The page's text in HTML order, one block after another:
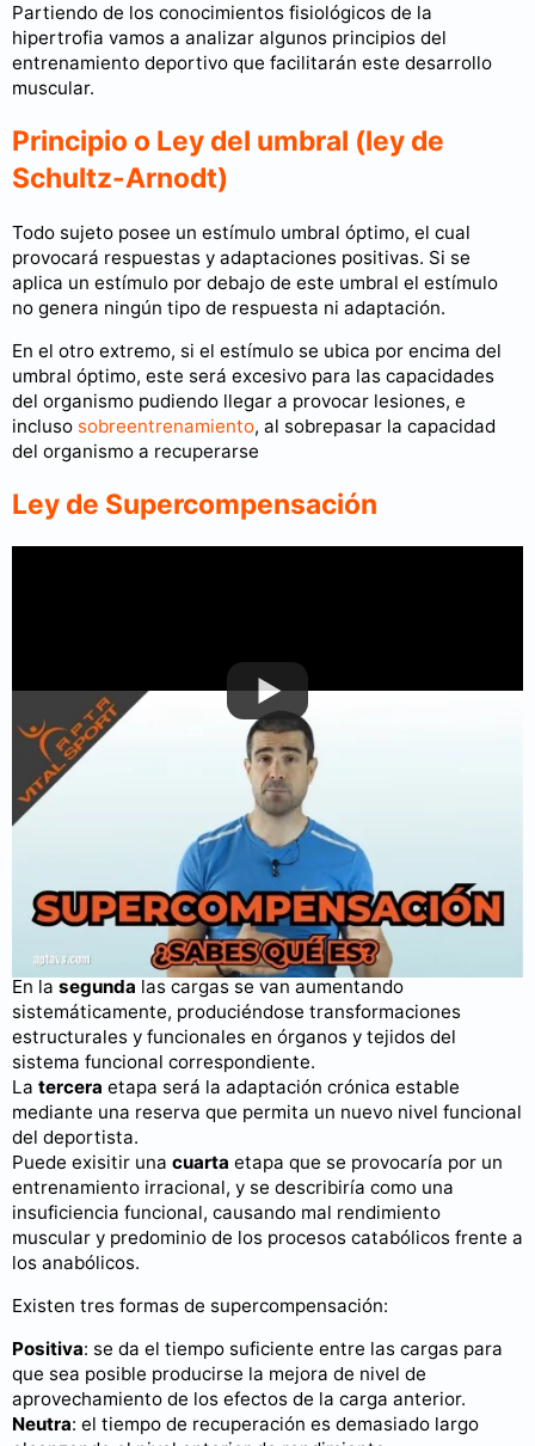
Partiendo de los conocimientos fisiológicos de la
hipertrofia vamos a analizar algunos principios del
entrenamiento deportivo que facilitarán este desarrollo
muscular.
Principio o Ley del umbral (ley de
Schultz-Arnodt)
Todo sujeto posee un estímulo umbral óptimo, el cual
provocará respuestas y adaptaciones positivas. Si se
aplica un estímulo por debajo de este umbral el estímulo
no genera ningún tipo de respuesta ni adaptación.
En el otro extremo, si el estímulo se ubica por encima del
umbral óptimo, este será excesivo para las capacidades
del organismo pudiendo llegar a provocar lesiones, e
incluso sobreentrenamiento, al sobrepasar la capacidad
del organismo a recuperarse
Ley de Supercompensación
Puedes consultar más videos en nuestro canal de YouTube
Laprimeraestá caracterizada por los ajustes fisiológicos
del organismo ante el entrenamiento movilizando los
recursos funcionales.
En la segunda las cargas se van aumentando
sistemáticamente, produciéndose transformaciones
estructurales y funcionales en órganos y tejidos del
sistema funcional correspondiente.
La tercera etapa será la adaptación crónica estable
mediante una reserva que permita un nuevo nivel funcional
del deportista.
Puede exisitir una cuarta etapa que se provocaría por un
entrenamiento irracional, y se describiría como una
insuficiencia funcional, causando mal rendimiento
muscular y predominio de los procesos catabólicos frente a
los anabólicos.
Existen tres formas de supercompensación:
Positiva: se da el tiempo suficiente entre las cargas para
que sea posible producirse la mejora de nivel de
aprovechamiento de los efectos de la carga anterior.
Neutra: el tiempo de recuperación es demasiado largo